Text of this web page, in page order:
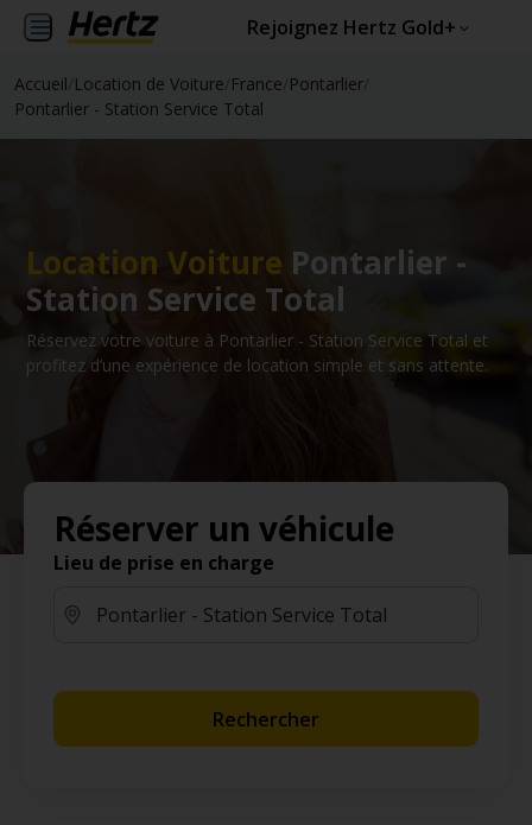
Rejoignez Hertz Gold+
Accueil Location de Voiture France Pontarlier
Pontarlier - Station Service Total
Location Voiture Pontarlier -
Station Service Total
Réservez votre voiture à Pontarlier - Station Service Total et
profitez d’une expérience de location simple et sans attente.
Réserver un véhicule
Lieu de prise en charge
Rechercher